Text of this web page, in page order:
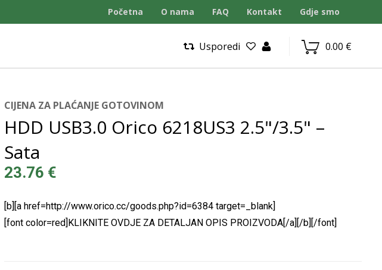
Početna O nama FAQ Kontakt Gdje smo
0.00 €
Usporedi
CIJENA ZA PLAĆANJE GOTOVINOM
HDD USB3.0 Orico 6218US3 2.5"/3.5" –
Sata
23.76 €
[b][a href=http://www.orico.cc/goods.php?id=6384 target=_blank]
[font color=red]KLIKNITE OVDJE ZA DETALJAN OPIS PROIZVODA[/a][/b][/font]